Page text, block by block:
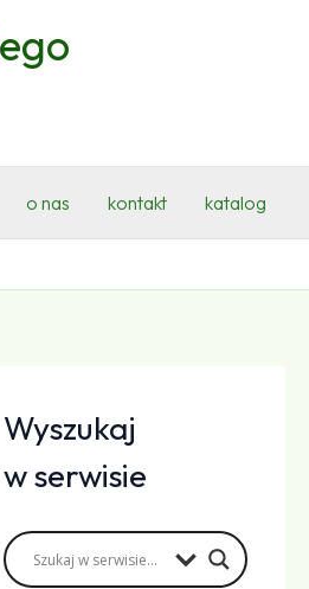
o nas kontakt katalog
Wyszukaj
w serwisie